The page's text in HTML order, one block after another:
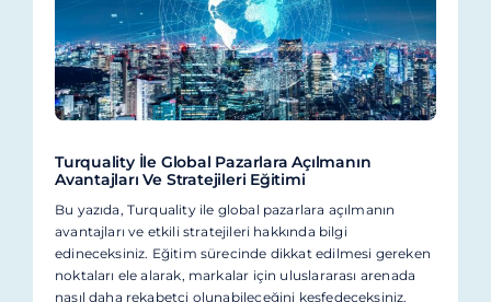
Turquality İle Global Pazarlara Açılmanın
Avantajları Ve Stratejileri Eğitimi
Bu yazıda, Turquality ile global pazarlara açılmanın
avantajları ve etkili stratejileri hakkında bilgi
edineceksiniz. Eğitim sürecinde dikkat edilmesi gereken
noktaları ele alarak, markalar için uluslararası arenada
nasıl daha rekabetçi olunabileceğini keşfedeceksiniz.